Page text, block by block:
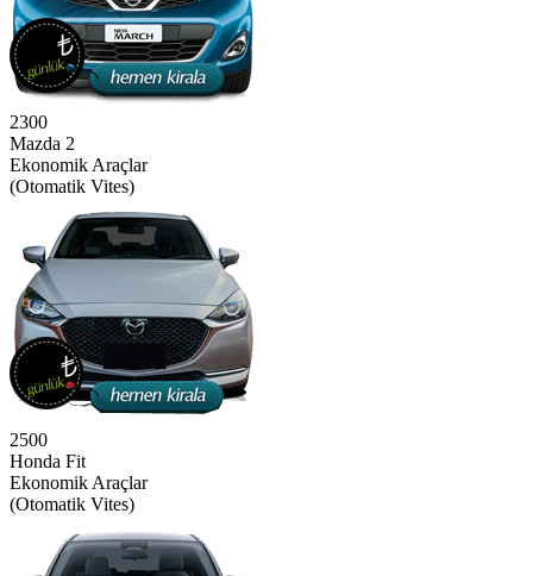
2300
Mazda 2
Ekonomik Araçlar
(Otomatik Vites)
2500
Honda Fit
Ekonomik Araçlar
(Otomatik Vites)